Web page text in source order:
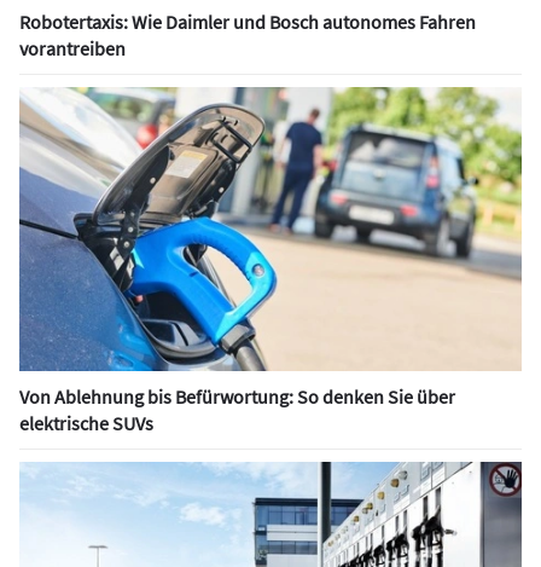
Robotertaxis: Wie Daimler und Bosch autonomes Fahren
vorantreiben
Von Ablehnung bis Befürwortung: So denken Sie über
elektrische SUVs